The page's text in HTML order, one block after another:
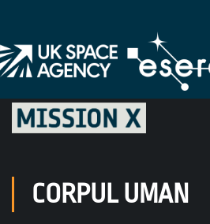
CORPUL UMAN